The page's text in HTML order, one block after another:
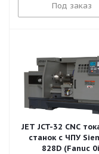
Под заказ
JET JCT-32 CNC
станок с ЧПУ
828D (Fanuc